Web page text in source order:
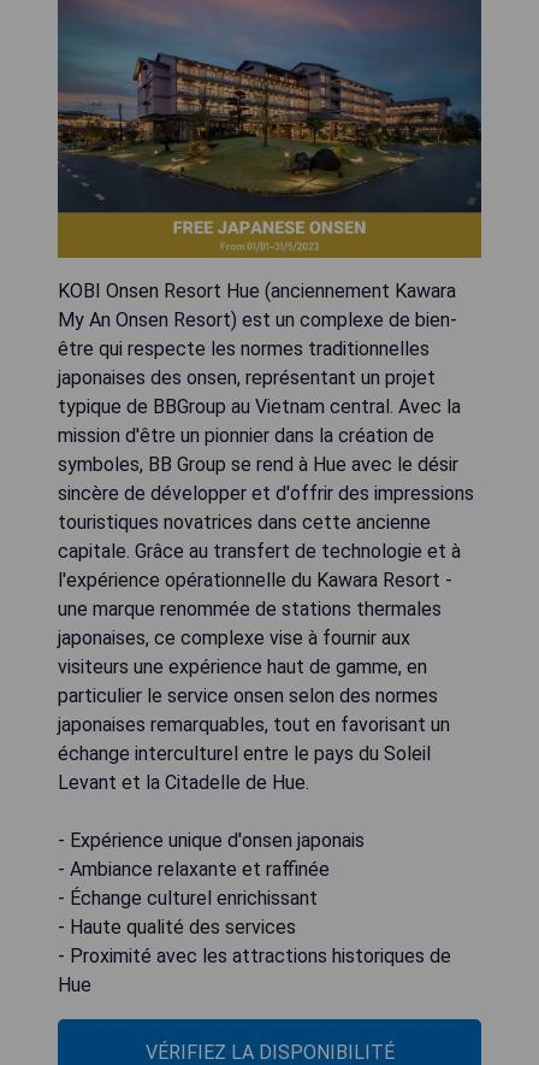
KOBI Onsen Resort Hue (anciennement Kawara
My An Onsen Resort) est un complexe de bien-
être qui respecte les normes traditionnelles
japonaises des onsen, représentant un projet
typique de BBGroup au Vietnam central. Avec la
mission d'être un pionnier dans la création de
symboles, BB Group se rend à Hue avec le désir
sincère de développer et d'offrir des impressions
touristiques novatrices dans cette ancienne
capitale. Grâce au transfert de technologie et à
l'expérience opérationnelle du Kawara Resort -
une marque renommée de stations thermales
japonaises, ce complexe vise à fournir aux
visiteurs une expérience haut de gamme, en
particulier le service onsen selon des normes
japonaises remarquables, tout en favorisant un
échange interculturel entre le pays du Soleil
Levant et la Citadelle de Hue.
- Expérience unique d'onsen japonais
- Ambiance relaxante et raffinée
- Échange culturel enrichissant
- Haute qualité des services
- Proximité avec les attractions historiques de
Hue
VÉRIFIEZ LA DISPONIBILITÉ